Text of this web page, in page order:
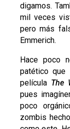
digamos.
mil veces
pero más
Emmerich.
Hace poco
patético
película The
pues
poco
zombis